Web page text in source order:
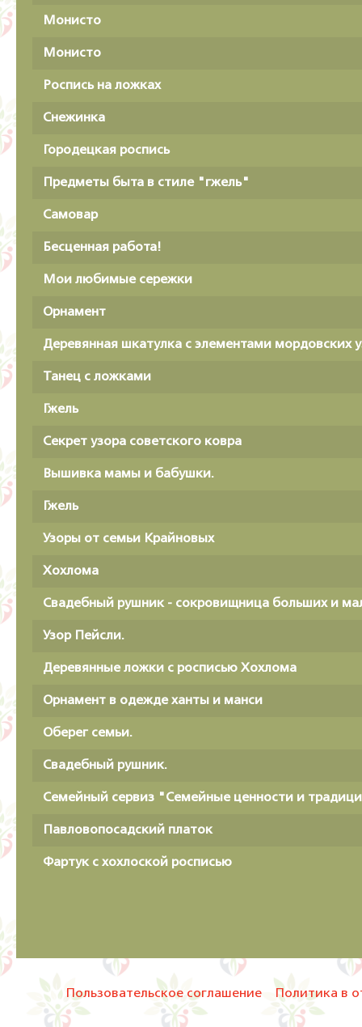
Монисто
Монисто
Роспись на ложках
Снежинка
Городецкая роспись
Предметы быта в стиле "гжель"
Самовар
Бесценная работа!
Мои любимые сережки
Орнамент
Деревянная шкатулка с элементами мордовских
Танец с ложками
Гжель
Секрет узора советского ковра
Вышивка мамы и бабушки.
Гжель
Узоры от семьи Крайновых
Хохлома
Свадебный рушник - сокровищница больших и
Узор Пейсли.
Деревянные ложки с росписью Хохлома
Орнамент в одежде ханты и манси
Оберег семьи.
Свадебный рушник.
Семейный сервиз "Семейные ценности и
Павловопосадский платок
Фартук с хохлоской росписью
Пользовательское соглашение Политика в